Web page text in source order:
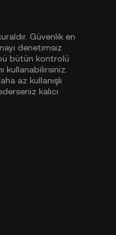
Güvenlik en
denetimsiz
bütün kontrolü
kullanabilirsiniz.
az kullanışlı
kalıcı